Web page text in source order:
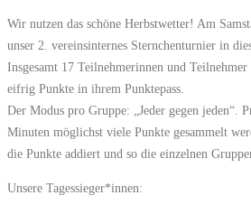
Wir nutzen das schöne Herbstwetter! Am
unser 2. vereinsinternes Sternchenturnier in
Insgesamt 17 Teilnehmerinnen und
eifrig Punkte in ihrem Punktepass.
Der Modus pro Gruppe: „Jeder gegen jeden“.
Minuten möglichst viele Punkte gesammelt
die Punkte addiert und so die einzelnen
Unsere Tagessieger*innen: